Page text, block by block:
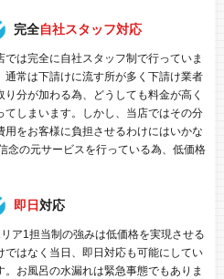
完全自社スタッフ対応
では完全に自社スタッフ制で行っていま
通常は下請けに流す所が多く下請け業者
り分が加わる為、どうしても料金が高く
てしまいます。しかし、当店ではその分
用をお客様に負担させるわけにはいかな
念の元サービスを行っている為、低価格
即日対応
ア1担当制の強みは低価格を実現させる
ではなく当日、即日対応も可能にしてい
。お風呂の水漏れは緊急事態でもありま